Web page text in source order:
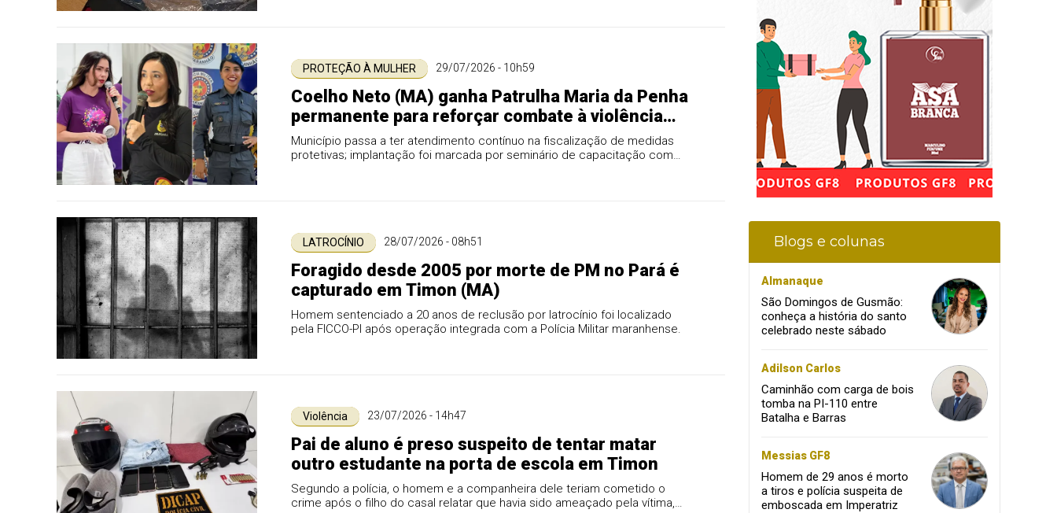
PROTEÇÃO À MULHER 29/07/2026 - 10h59
Coelho Neto (MA) ganha Patrulha Maria da Penha
permanente para reforçar combate à violência
contra a mulher
Município passa a ter atendimento contínuo na fiscalização de medidas
protetivas; implantação foi marcada por seminário de capacitação com
LATROCÍNIO 28/07/2026 - 08h51
Foragido desde 2005 por morte de PM no Pará é
capturado em Timon (MA)
Homem sentenciado a 20 anos de reclusão por latrocínio foi localizado
pela FICCO-PI após operação integrada com a Polícia Militar maranhense.
Violência 23/07/2026 - 14h47
Pai de aluno é preso suspeito de tentar matar
outro estudante na porta de escola em Timon
Segundo a polícia, o homem e a companheira dele teriam cometido o
crime após o filho do casal relatar que havia sido ameaçado pela vítima,
Blogs e colunas
Almanaque
São Domingos de Gusmão:
conheça a história do santo
celebrado neste sábado
Adilson Carlos
Caminhão com carga de bois
tomba na PI-110 entre
Batalha e Barras
Messias GF8
Homem de 29 anos é morto
a tiros e polícia suspeita de
emboscada em Imperatriz